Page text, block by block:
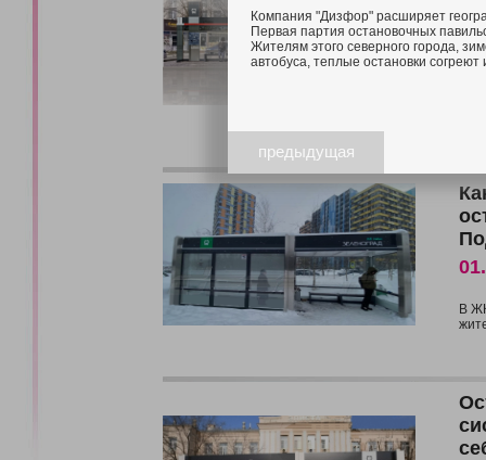
В
В
Компания "Дизфор" расширяет
Первая партия остановочных
Жителям этого северного города,
автобуса, теплые остановки согреют
предыдущая